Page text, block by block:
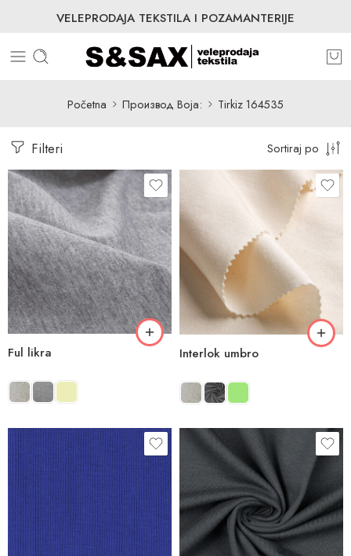
VELEPRODAJA TEKSTILA I POZAMANTERIJE
Početna Производ Boja: Tirkiz 164535
Filteri Sortiraj po
Ful likra Interlok umbro